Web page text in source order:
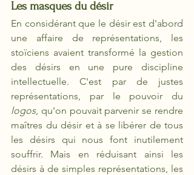
Les masques du désir
En considérant que le désir est d'abord
une affaire de représentations, les
stoïciens avaient transformé la gestion
des désirs en une pure discipline
intellectuelle. C'est par de justes
logos, qu'on pouvait parvenir se rendre
maîtres du désir et à se libérer de tous
les désirs qui nous font inutilement
souffrir. Mais en réduisant ainsi les
désirs à de simples représentations, les